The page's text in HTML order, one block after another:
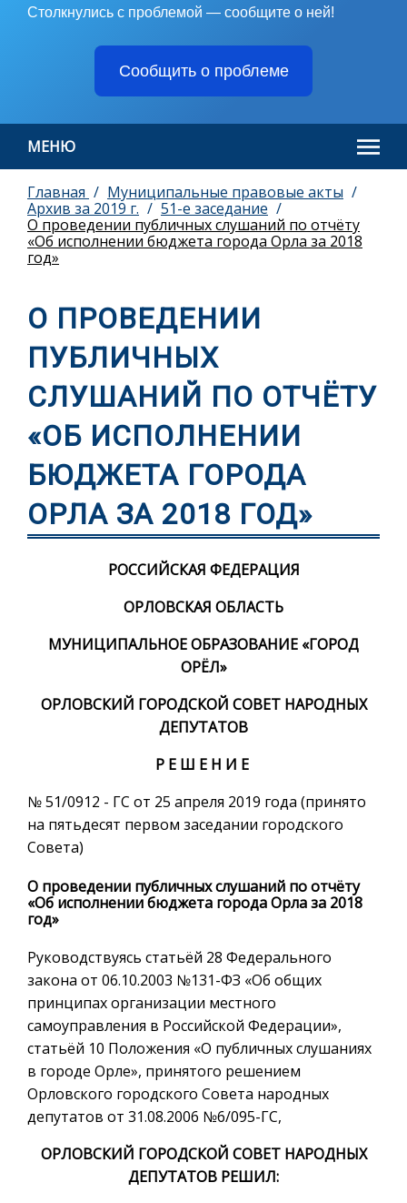
Столкнулись с проблемой — сообщите о ней!
Сообщить о проблеме
МЕНЮ
Главная
Муниципальные правовые акты
Архив за 2019 г.
51-е заседание
О проведении публичных слушаний по отчёту
«Об исполнении бюджета города Орла за 2018
год»
О ПРОВЕДЕНИИ
ПУБЛИЧНЫХ
СЛУШАНИЙ ПО ОТЧЁТУ
«ОБ ИСПОЛНЕНИИ
БЮДЖЕТА ГОРОДА
ОРЛА ЗА 2018 ГОД»
РОССИЙСКАЯ ФЕДЕРАЦИЯ
ОРЛОВСКАЯ ОБЛАСТЬ
МУНИЦИПАЛЬНОЕ ОБРАЗОВАНИЕ «ГОРОД
ОРЁЛ»
ОРЛОВСКИЙ ГОРОДСКОЙ СОВЕТ НАРОДНЫХ
ДЕПУТАТОВ
Р Е Ш Е Н И Е
№ 51/0912 - ГС от 25 апреля 2019 года (принято
на пятьдесят первом заседании городского
Совета)
О проведении публичных слушаний по отчёту
«Об исполнении бюджета города Орла за 2018
год»
Руководствуясь статьёй 28 Федерального
закона от 06.10.2003 №131-ФЗ «Об общих
принципах организации местного
самоуправления в Российской Федерации»,
статьёй 10 Положения «О публичных слушаниях
в городе Орле», принятого решением
Орловского городского Совета народных
депутатов от 31.08.2006 №6/095-ГС,
ОРЛОВСКИЙ ГОРОДСКОЙ СОВЕТ НАРОДНЫХ
ДЕПУТАТОВ РЕШИЛ: